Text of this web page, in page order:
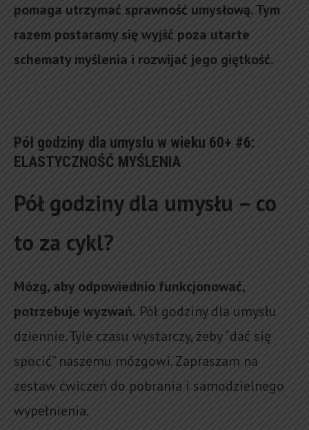
pomaga utrzymać sprawność umysłową. Tym
razem postaramy się wyjść poza utarte
schematy myślenia i rozwijać jego giętkość.
Pół godziny dla umysłu w wieku 60+ #6:
ELASTYCZNOŚĆ MYŚLENIA
Pół godziny dla umysłu – co
to za cykl?
Mózg, aby odpowiednio funkcjonować,
potrzebuje wyzwań. Pół godziny dla umysłu
dziennie. Tyle czasu wystarczy, żeby “dać się
spocić” naszemu mózgowi. Zapraszam na
zestaw ćwiczeń do pobrania i samodzielnego
wypełnienia.